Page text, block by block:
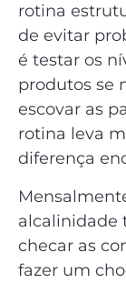
rotina
de evitar
é testar os
produtos se
escovar as
rotina leva
diferença
alcalinidade
checar as
fazer um